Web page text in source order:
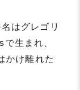
はグレゴリ
生まれ、
かけ離れた